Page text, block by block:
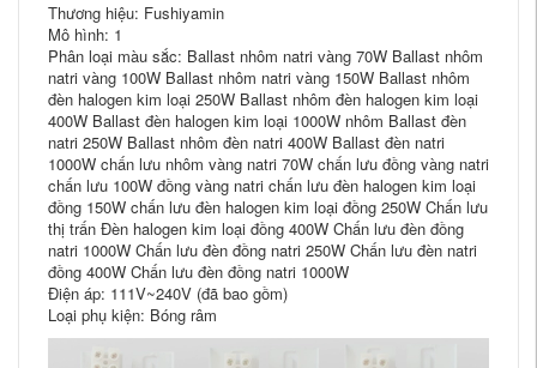
Thương hiệu: Fushiyamin
Mô hình: 1
Phân loại màu sắc: Ballast nhôm natri vàng 70W Ballast nhôm
natri vàng 100W Ballast nhôm natri vàng 150W Ballast nhôm
đèn halogen kim loại 250W Ballast nhôm đèn halogen kim loại
400W Ballast đèn halogen kim loại 1000W nhôm Ballast đèn
natri 250W Ballast nhôm đèn natri 400W Ballast đèn natri
1000W chấn lưu nhôm vàng natri 70W chấn lưu đồng vàng natri
chấn lưu 100W đồng vàng natri chấn lưu đèn halogen kim loại
đồng 150W chấn lưu đèn halogen kim loại đồng 250W Chấn lưu
thị trấn Đèn halogen kim loại đồng 400W Chấn lưu đèn đồng
natri 1000W Chấn lưu đèn đồng natri 250W Chấn lưu đèn natri
đồng 400W Chấn lưu đèn đồng natri 1000W
Điện áp: 111V~240V (đã bao gồm)
Loại phụ kiện: Bóng râm